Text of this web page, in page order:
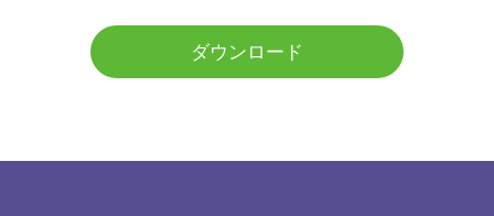
ダウンロード